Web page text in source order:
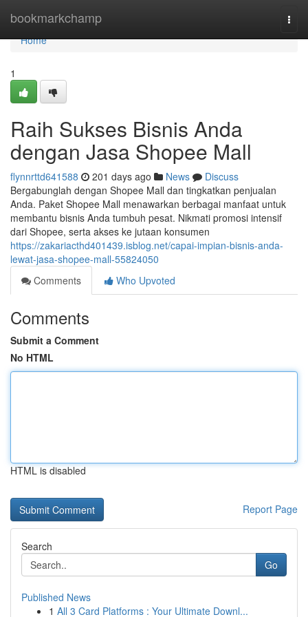
bookmarkchamp
Home
Home
1
Raih Sukses Bisnis Anda
dengan Jasa Shopee Mall
flynnrttd641588 201 days ago News
Discuss
Bergabunglah dengan Shopee Mall dan tingkatkan penjualan
Anda. Paket Shopee Mall menawarkan berbagai manfaat untuk
membantu bisnis Anda tumbuh pesat. Nikmati promosi intensif
dari Shopee, serta akses ke jutaan konsumen
https://zakariacthd401439.isblog.net/capai-impian-bisnis-anda-
lewat-jasa-shopee-mall-55824050
Comments
Who Upvoted
Comments
Submit a Comment
No HTML
HTML is disabled
Report Page
Search
Go
Published News
1 All 3 Card Platforms : Your Ultimate Downl...